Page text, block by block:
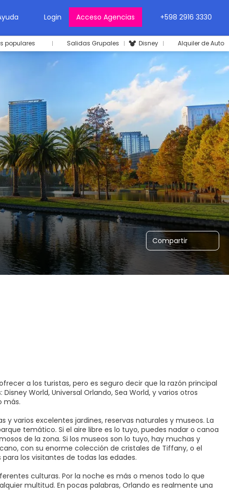
Login Acceso Agencias +598 2916 3330
populares Salidas Grupales Disney Alquiler de Auto
Compartir
a los turistas, pero es seguro decir que la razón principal
World, Universal Orlando, Sea World, y varios otros
más.
varios excelentes jardines, reservas naturales y museos. La
temático. Si el aire libre es lo tuyo, puedes nadar o canoa
de la zona. Si los museos son lo tuyo, hay muchas y
con su enorme colección de cristales de Tiffany, o el
los visitantes de todas las edades.
culturas. Por la noche es más o menos todo lo que
multitud. En pocas palabras, Orlando es realmente una